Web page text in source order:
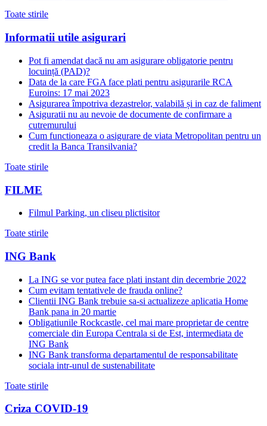
Toate stirile
Informatii utile asigurari
Pot fi amendat dacă nu am asigurare obligatorie pentru
locuință (PAD)?
Data de la care FGA face plati pentru asigurarile RCA
Euroins: 17 mai 2023
Asigurarea împotriva dezastrelor, valabilă și in caz de faliment
Asiguratii nu au nevoie de documente de confirmare a
cutremurului
Cum functioneaza o asigurare de viata Metropolitan pentru un
credit la Banca Transilvania?
Toate stirile
FILME
Filmul Parking, un cliseu plictisitor
Toate stirile
ING Bank
La ING se vor putea face plati instant din decembrie 2022
Cum evitam tentativele de frauda online?
Clientii ING Bank trebuie sa-si actualizeze aplicatia Home
Bank pana in 20 martie
Obligatiunile Rockcastle, cel mai mare proprietar de centre
comerciale din Europa Centrala si de Est, intermediata de
ING Bank
ING Bank transforma departamentul de responsabilitate
sociala intr-unul de sustenabilitate
Toate stirile
Criza COVID-19